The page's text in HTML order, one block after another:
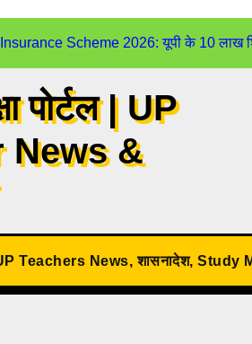
Scheme 2026: यूपी के 10 लाख
पोर्टल | UP
News &
| UP Teachers News, शासनादेश, Study